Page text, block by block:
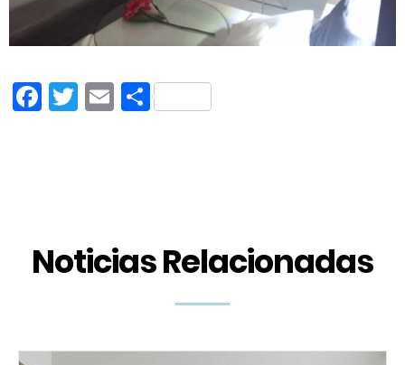
Facebook
Twitter
Email
Compartir
Noticias Relacionadas